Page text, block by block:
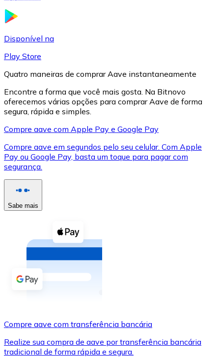
XRP
XRP
Ver tudo
Cupons cripto
Compre criptomoedas com dinheiro e outros
Comprar com dinheiro
Transferência SEPA
Use cartões Visa e Mastercard para comprar
Disponível na
Play Store
Quatro maneiras de comprar Aave instantaneamente
Encontre a forma que você mais gosta. Na Bitnovo
oferecemos várias opções para comprar Aave de forma
segura, rápida e simples.
Compre aave com Apple Pay e Google Pay
Compre aave em segundos pelo seu celular. Com Apple
Pay ou Google Pay, basta um toque para pagar com
segurança.
Sabe mais
Compre aave com transferência bancária
Realize sua compra de aave por transferência bancária
tradicional de forma rápida e segura.